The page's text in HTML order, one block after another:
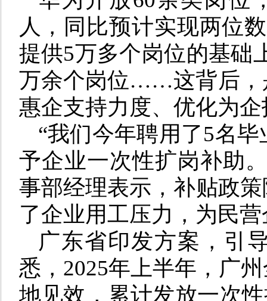
人，同比预计实现两位
提供5万多个岗位的基础
万余个岗位……这背后，
惠企支持力度、优化为
“我们今年聘用了5名
予企业一次性扩岗补助
事部经理表示，补贴政
了企业用工压力，为民
广东省印发方案，引
悉，2025年上半年，广
地见效，累计发放一次